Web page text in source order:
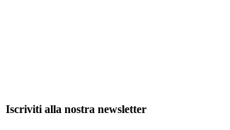
Iscriviti alla nostra newsletter